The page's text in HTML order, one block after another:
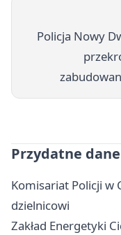
Policja Nowy
Przydatne
Komisariat Policji w
dzielnicowi
Zakład Energetyki